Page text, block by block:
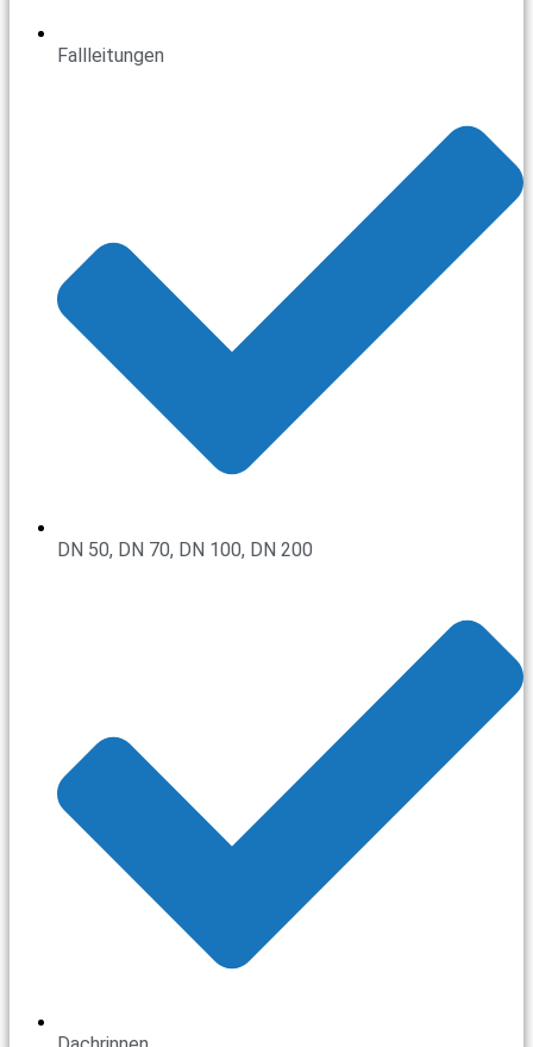
Fallleitungen
DN 50, DN 70, DN 100, DN 200